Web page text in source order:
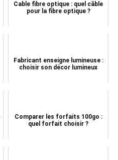
Cable fibre optique : quel câble
pour la fibre optique ?
Fabricant enseigne lumineuse :
choisir son décor lumineux
Comparer les forfaits 100go :
quel forfait choisir ?